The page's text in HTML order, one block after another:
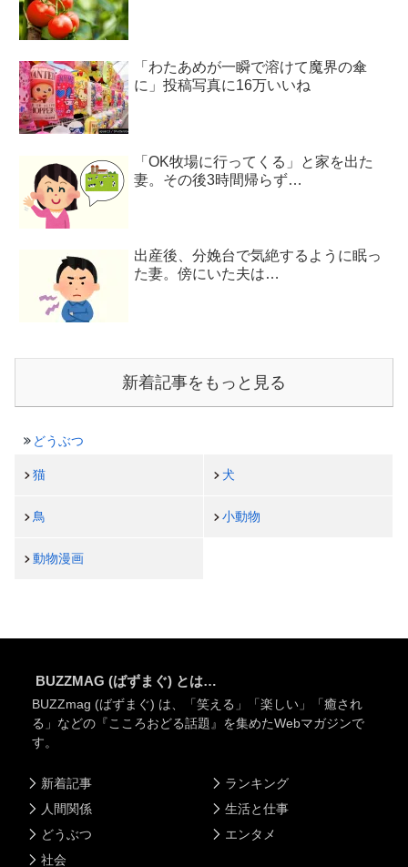
「わたあめが一瞬で溶けて魔界の傘
に」投稿写真に16万いいね
「OK牧場に行ってくる」と家を出た
妻。その後3時間帰らず…
出産後、分娩台で気絶するように眠っ
た妻。傍にいた夫は…
新着記事をもっと見る
どうぶつ
猫 犬
鳥 小動物
動物漫画
BUZZMAG (ばずまぐ) とは…
BUZZmag (ばずまぐ) は、「笑える」「楽しい」「癒され
る」などの『こころおどる話題』を集めたWebマガジンで
す。
新着記事
人間関係
どうぶつ
社会
ランキング
生活と仕事
エンタメ